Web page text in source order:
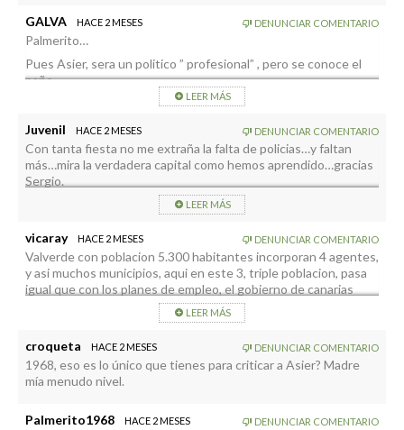
GALVA
HACE 2 MESES DENUNCIAR COMENTARIO
Palmerito…
Pues Asier, sera un politico ” profesional” , pero se conoce el
paño…
Los sociatas sin cabeza visible; las notas muchas veces, ni la
Matazoneros: Curioso; no es de salir a Calle Real , ni repartir
bocadillos de chorizo palmero…Los otros, ni mu. U oink, oink.
Nuevo hundimiento; solo sale para alguna chorrada y charada…
La proxima vez: Sin llorar.
LEER MÁS
Juvenil HACE 2 MESES DENUNCIAR COMENTARIO
Con tanta fiesta no me extraña la falta de policias…y faltan
más…mira la verdadera capital como hemos aprendido…gracias
Sergio.
LEER MÁS
vicaray HACE 2 MESES DENUNCIAR COMENTARIO
Valverde con poblacion 5.300 habitantes incorporan 4 agentes,
y asi muchos municipios, aqui en este 3, triple poblacion, pasa
igual que con los planes de empleo, el gobierno de canarias
pone ejemplo 500.000€ y los llanos lo complementa con
150.000€ y aqui con 25.000€,
facturas de poco importe para no tener que pasar por el
pleno……………….
LEER MÁS
croqueta HACE 2 MESES DENUNCIAR COMENTARIO
1968, eso es lo único que tienes para criticar a Asier? Madre
mía menudo nivel.
Palmerito1968 HACE 2 MESES DENUNCIAR COMENTARIO